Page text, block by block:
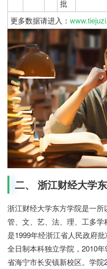
批
更多数据请进入：
二、 浙江财经大学
浙江财经大学东方学院是一所
管、文、艺、法、理、工多学
是1999年经浙江省人民政府
全日制本科独立学院，2010
省海宁市长安镇新校区。学